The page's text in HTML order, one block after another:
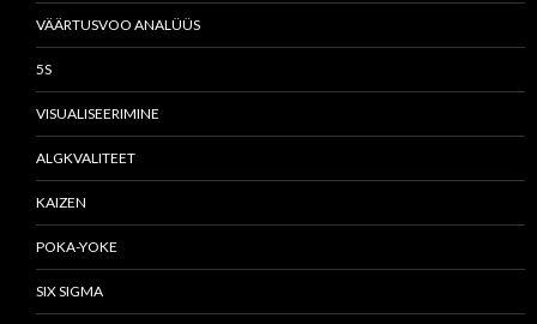
VÄÄRTUSVOO ANALÜÜS
5S
VISUALISEERIMINE
ALGKVALITEET
KAIZEN
POKA-YOKE
SIX SIGMA